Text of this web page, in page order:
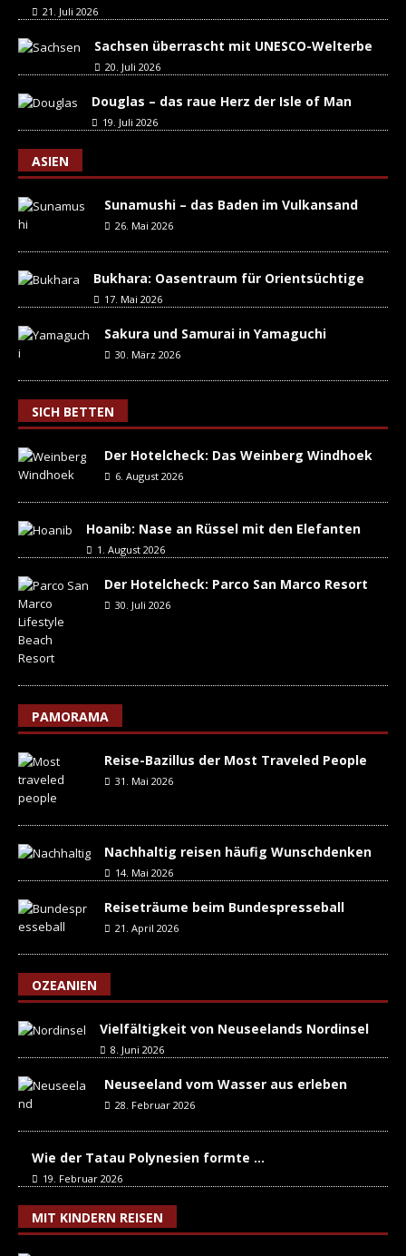
21. Juli 2026
Sachsen überrascht mit UNESCO-Welterbe
20. Juli 2026
Douglas – das raue Herz der Isle of Man
19. Juli 2026
ASIEN
Sunamushi – das Baden im Vulkansand
26. Mai 2026
Bukhara: Oasentraum für Orientsüchtige
17. Mai 2026
Sakura und Samurai in Yamaguchi
30. März 2026
SICH BETTEN
Der Hotelcheck: Das Weinberg Windhoek
6. August 2026
Hoanib: Nase an Rüssel mit den Elefanten
1. August 2026
Der Hotelcheck: Parco San Marco Resort
30. Juli 2026
PAMORAMA
Reise-Bazillus der Most Traveled People
31. Mai 2026
Nachhaltig reisen häufig Wunschdenken
14. Mai 2026
Reiseträume beim Bundespresseball
21. April 2026
OZEANIEN
Vielfältigkeit von Neuseelands Nordinsel
8. Juni 2026
Neuseeland vom Wasser aus erleben
28. Februar 2026
Wie der Tatau Polynesien formte …
19. Februar 2026
MIT KINDERN REISEN